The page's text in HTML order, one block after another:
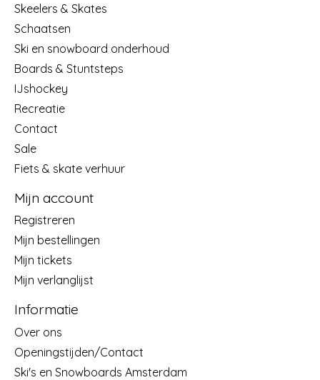
Skeelers & Skates
Schaatsen
Ski en snowboard onderhoud
Boards & Stuntsteps
IJshockey
Recreatie
Contact
Sale
Fiets & skate verhuur
Mijn account
Registreren
Mijn bestellingen
Mijn tickets
Mijn verlanglijst
Informatie
Over ons
Openingstijden/Contact
Ski's en Snowboards Amsterdam